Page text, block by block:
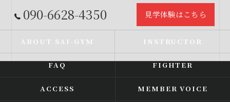
090-6628-4350 見学体験はこちら
ABOUT SAI-GYM INSTRUCTOR
FAQ FIGHTER
ACCESS MEMBER VOICE